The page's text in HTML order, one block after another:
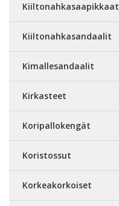
Kiiltonahkasaapikkaat
Kiiltonahkasandaalit
Kimallesandaalit
Kirkasteet
Koripallokengät
Koristossut
Korkeakorkoiset